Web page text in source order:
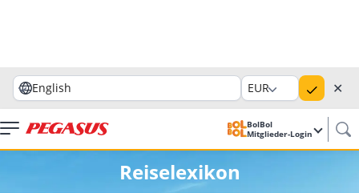
English EUR ✕
BolBol
Mitglieder-Login
Reiselexikon